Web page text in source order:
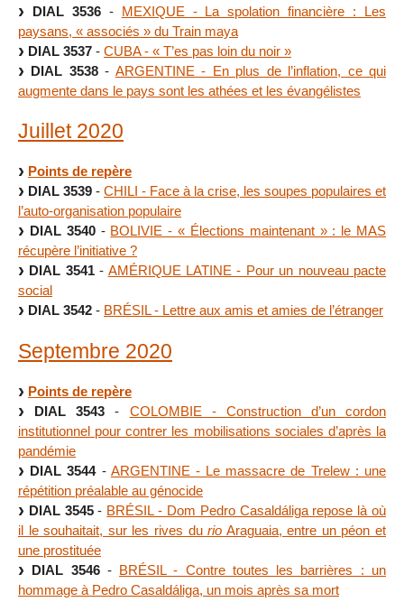
DIAL 3536- MEXIQUE - La spolation financière : Les
paysans, « associés » du Train maya
DIAL 3537 - CUBA - « T’es pas loin du noir »
DIAL 3538- ARGENTINE - En plus de l’inflation, ce qui
augmente dans le pays sont les athées et les évangélistes
Juillet 2020
Points de repère
DIAL 3539 - CHILI - Face à la crise, les soupes populaires et
l’auto-organisation populaire
DIAL 3540- BOLIVIE - « Élections maintenant » : le MAS
récupère l’initiative ?
DIAL 3541- AMÉRIQUE LATINE - Pour un nouveau pacte
social
DIAL 3542 - BRÉSIL - Lettre aux amis et amies de l’étranger
Septembre 2020
Points de repère
DIAL 3543 - COLOMBIE - Construction d’un cordon
institutionnel pour contrer les mobilisations sociales d’après la
pandémie
DIAL 3544- ARGENTINE - Le massacre de Trelew : une
répétition préalable au génocide
DIAL 3545- BRÉSIL - Dom Pedro Casaldáliga repose là où
il le souhaitait, sur les rives durio Araguaia, entre un péon et
une prostituée
DIAL 3546- BRÉSIL - Contre toutes les barrières : un
hommage à Pedro Casaldáliga, un mois après sa mort